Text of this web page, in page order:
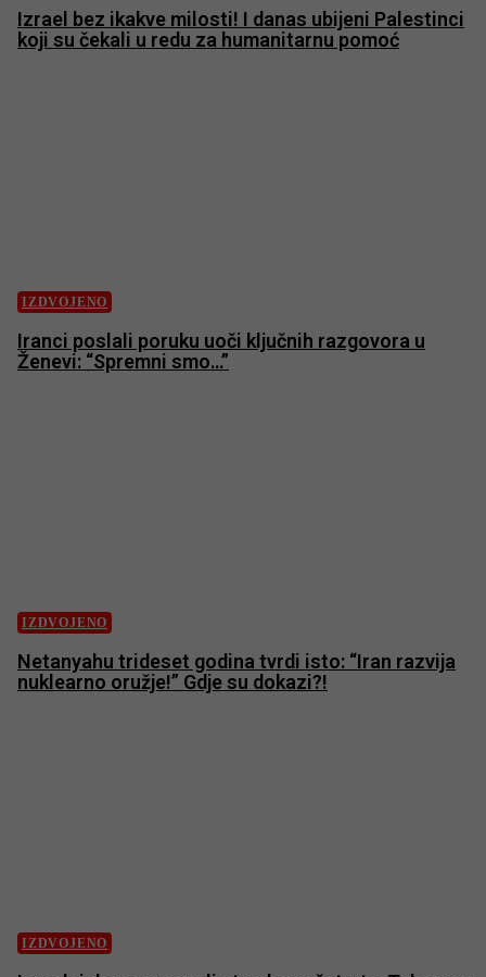
Izrael bez ikakve milosti! I danas ubijeni Palestinci
koji su čekali u redu za humanitarnu pomoć
IZDVOJENO
Iranci poslali poruku uoči ključnih razgovora u
Ženevi: “Spremni smo…”
IZDVOJENO
Netanyahu trideset godina tvrdi isto: “Iran razvija
nuklearno oružje!” Gdje su dokazi?!
IZDVOJENO